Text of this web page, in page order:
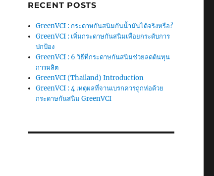
RECENT POSTS
GreenVCI : กระดาษกันสนิมกันน้ำมันได้จริงหรือ?
GreenVCI : เพิ่มกระดาษกันสนิมเพื่อยกระดับการ
ปกป้อง
GreenVCI : 6 วิธีที่กระดาษกันสนิมช่วยลดต้นทุน
การผลิต
GreenVCI (Thailand) Introduction
GreenVCI : 4 เหตุผลที่จานเบรกควรถูกห่อด้วย
กระดาษกันสนิม GreenVCI